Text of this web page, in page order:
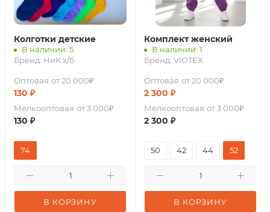
Колготки детские
В наличии: 5
Бренд: НиК х/б
Оптовая от 20 000₽
130 ₽
Мелкооптовая от 3 000₽
130 ₽
В КОРЗИНУ
74
Комплект женский
В наличии: 1
Бренд: VIOTEX
Оптовая от 20 000₽
2 300 ₽
Мелкооптовая от 3 000₽
2 300 ₽
В КОРЗИНУ
50 42 44 52